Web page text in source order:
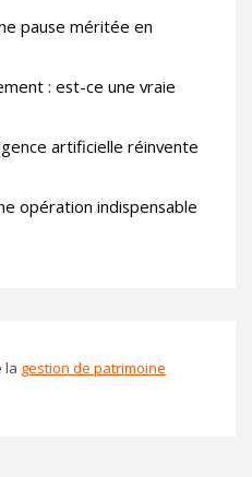
pause méritée en
: est-ce une vraie
artificielle réinvente
opération indispensable
la gestion de patrimoine